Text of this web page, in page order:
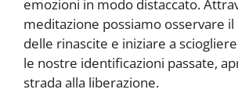
emozioni in modo distaccato.
meditazione possiamo osservare
delle rinascite e iniziare a
le nostre identificazioni passate,
strada alla liberazione.